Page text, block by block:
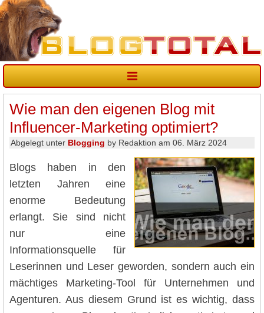
Wie man den eigenen Blog mit
Influencer-Marketing optimiert?
Abgelegt unter Blogging by Redaktion am 06. März 2024
Blogs haben in den
letzten Jahren eine
enorme Bedeutung
erlangt. Sie sind nicht
nur eine
Informationsquelle für
Leserinnen und Leser geworden, sondern auch ein
mächtiges Marketing-Tool für Unternehmen und
Agenturen. Aus diesem Grund ist es wichtig, dass